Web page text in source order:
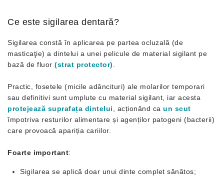
Ce este sigilarea dentară?
Sigilarea constă în aplicarea pe partea ocluzală (de
masticaţie) a dintelui a unei pelicule de material sigilant pe
bază de fluor (strat protector)
Practic, fosetele (micile adâncituri) ale molarilor temporari
sau definitivi sunt umplute cu material sigilant, iar acesta
protejează suprafața dintelui , acționând ca un scut
împotriva resturilor alimentare și agenților patogeni (bacterii)
care provoacă apariția cariilor.
Foarte important:
Sigilarea se aplică doar unui dinte complet sănătos;